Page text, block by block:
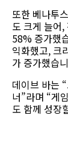
또한 베나투
도 크게 늘어
58% 증가했
익화했고, 크
가 증가했습
데이브 바는
너”라며 “게
도 함께 성장